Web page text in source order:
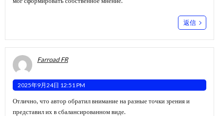
返信
Farroad FR
2025年9月24日 12:51 PM
Отлично, что автор обратил внимание на разные точки зрения и
представил их в сбалансированном виде.